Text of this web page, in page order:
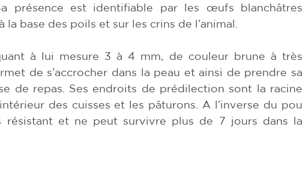
présence est identifiable par les œufs blanchâtres
la base des poils et sur les crins de l’animal.
à lui mesure 3 à 4 mm, de couleur brune à très
de s’accrocher dans la peau et ainsi de prendre sa
de repas. Ses endroits de prédilection sont la racine
des cuisses et les pâturons. A l’inverse du pou
résistant et ne peut survivre plus de 7 jours dans la